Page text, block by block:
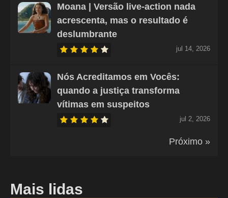
Moana | Versão live-action nada
acrescenta, mas o resultado é
deslumbrante
jul 14, 2026
Nós Acreditamos em Vocês:
quando a justiça transforma
vítimas em suspeitos
jul 2, 2026
Próximo »
Mais lidas